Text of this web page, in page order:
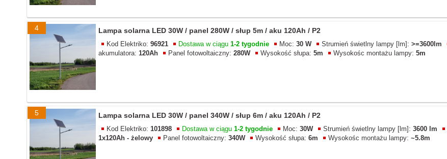
4 Lampa solarna LED 30W / panel 280W / słup 5m / aku 120Ah / P2
Kod Elektriko: 96921 Dostawa w ciągu 1-2 tygodnie Moc: 30 W Strumień świetlny lampy [lm]: >=3600lm
akumulatora: 120Ah Panel fotowoltaiczny: 280W Wysokość słupa: 5m Wysokośc montażu lampy: 5m
5 Lampa solarna LED 30W / panel 340W / słup 6m / aku 120Ah / P2
Kod Elektriko: 101898 Dostawa w ciągu 1-2 tygodnie Moc: 30W Strumień świetlny lampy [lm]: 3600 lm
1x120Ah - żelowy
Panel fotowoltaiczny: 340W Wysokość słupa: 6m Wysokośc montażu lampy: ~5.8m